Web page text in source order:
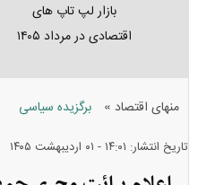
بازار لپ‌ تاپ‌ های
اقتصادی در مرداد ۱۴۰۵
منهای اقتصاد » برگزیده سیاسی
تاریخ انتشار: ۱۴:۰۱ - ۰۱ ارديبهشت ۱۴۰۵